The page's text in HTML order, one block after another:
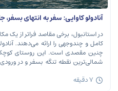
آنادولو کاوایی: سفر به انتهای
می‌گیرد
در استانبول، برخی مقاصد فراتر از یک
چنین مقصدی است. این روستای
شمالی‌ترین نقطه تنگه بسفر و در
بی‌نظیر از تاریخ، طبیعت و طعم‌های
7 دقیقه